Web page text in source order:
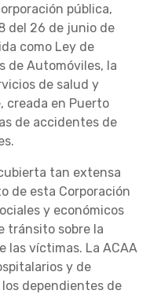
pública,
del 26 de junio de
como Ley de
de Automóviles, la
de salud y
creada en Puerto
de accidentes de
tan extensa
de esta Corporación
y económicos
tránsito sobre la
las víctimas. La ACAA
y de
dependientes de